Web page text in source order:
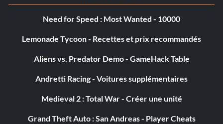
Need for Speed : Most Wanted - 10000
Lemonade Tycoon - Recettes et prix recommandés
Aliens vs. Predator Demo - GameHack Table
Andretti Racing - Voitures supplémentaires
Medieval 2 : Total War - Créer une unité
Grand Theft Auto : San Andreas - Player Cheats